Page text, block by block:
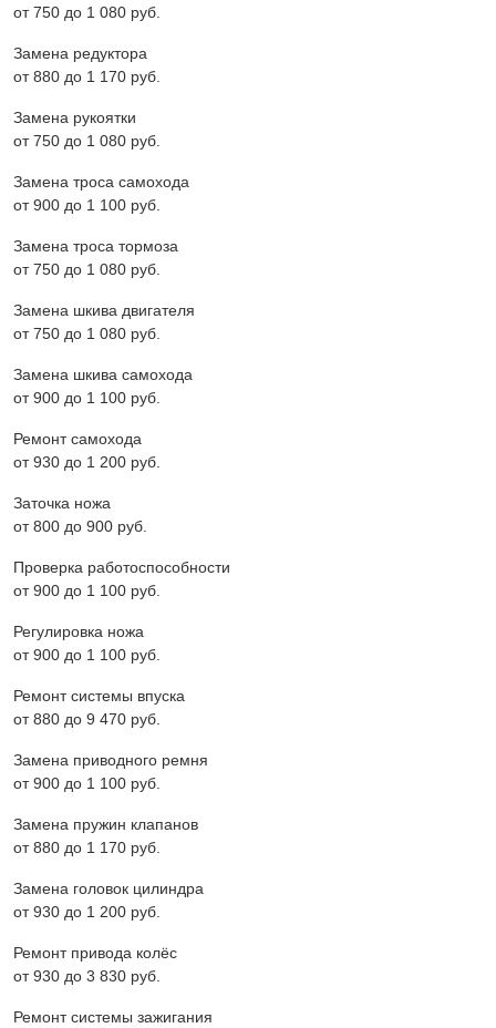
от 750 до 1 080 pyб.
Замена редуктора
от 880 до 1 170 pyб.
Замена рукоятки
от 750 до 1 080 pyб.
Замена троса самохода
от 900 до 1 100 pyб.
Замена троса тормоза
от 750 до 1 080 pyб.
Замена шкива двигателя
от 750 до 1 080 pyб.
Замена шкива самохода
от 900 до 1 100 pyб.
Ремонт самохода
от 930 до 1 200 pyб.
Заточка ножа
от 800 до 900 pyб.
Проверка работоспособности
от 900 до 1 100 pyб.
Регулировка ножа
от 900 до 1 100 pyб.
Ремонт системы впуска
от 880 до 9 470 pyб.
Замена приводного ремня
от 900 до 1 100 pyб.
Замена пружин клапанов
от 880 до 1 170 pyб.
Замена головок цилиндра
от 930 до 1 200 pyб.
Ремонт привода колёс
от 930 до 3 830 pyб.
Ремонт системы зажигания